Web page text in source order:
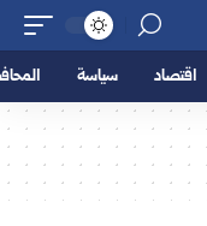
اقتصاد سياسة